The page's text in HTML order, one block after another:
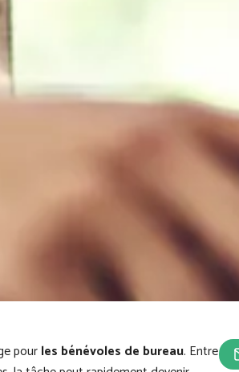
pourles bénévoles de bureau. Entreles